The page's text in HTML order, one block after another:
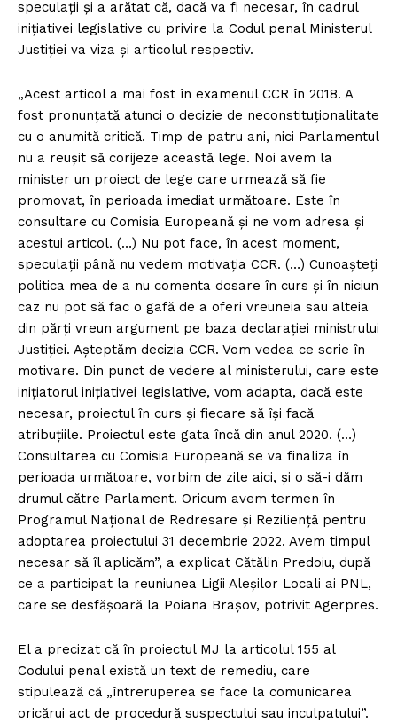
speculaţii şi a arătat că, dacă va fi necesar, în cadrul
iniţiativei legislative cu privire la Codul penal Ministerul
Justiţiei va viza şi articolul respectiv.
„Acest articol a mai fost în examenul CCR în 2018. A
fost pronunţată atunci o decizie de neconstituţionalitate
cu o anumită critică. Timp de patru ani, nici Parlamentul
nu a reuşit să corijeze această lege. Noi avem la
minister un proiect de lege care urmează să fie
promovat, în perioada imediat următoare. Este în
consultare cu Comisia Europeană şi ne vom adresa şi
acestui articol. (…) Nu pot face, în acest moment,
speculaţii până nu vedem motivaţia CCR. (…) Cunoaşteţi
politica mea de a nu comenta dosare în curs şi în niciun
caz nu pot să fac o gafă de a oferi vreuneia sau alteia
din părţi vreun argument pe baza declaraţiei ministrului
Justiţiei. Aşteptăm decizia CCR. Vom vedea ce scrie în
motivare. Din punct de vedere al ministerului, care este
iniţiatorul iniţiativei legislative, vom adapta, dacă este
necesar, proiectul în curs şi fiecare să îşi facă
atribuţiile. Proiectul este gata încă din anul 2020. (…)
Consultarea cu Comisia Europeană se va finaliza în
perioada următoare, vorbim de zile aici, şi o să-i dăm
drumul către Parlament. Oricum avem termen în
Programul Naţional de Redresare şi Rezilienţă pentru
adoptarea proiectului 31 decembrie 2022. Avem timpul
necesar să îl aplicăm”, a explicat Cătălin Predoiu, după
ce a participat la reuniunea Ligii Aleşilor Locali ai PNL,
care se desfăşoară la Poiana Braşov, potrivit Agerpres.
El a precizat că în proiectul MJ la articolul 155 al
Codului penal există un text de remediu, care
stipulează că „întreruperea se face la comunicarea
oricărui act de procedură suspectului sau inculpatului”.